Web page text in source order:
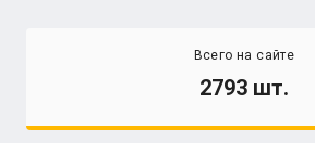
Всего на сайте
2793 шт.